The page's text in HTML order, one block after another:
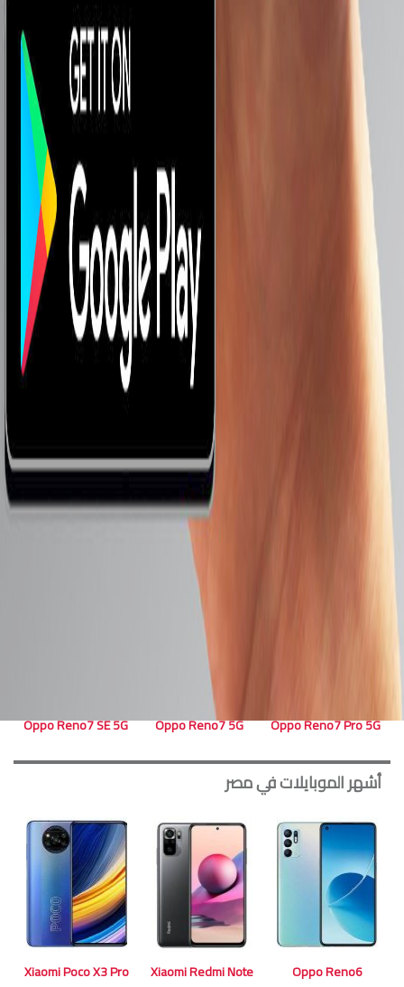
Oppo A11s
Oppo Reno7 Pro 5G
Oppo Reno7 5G
Oppo Reno7 SE 5G
أشهر الموبايلات في مصر
Oppo Reno6
Xiaomi Redmi Note
Xiaomi Poco X3 Pro